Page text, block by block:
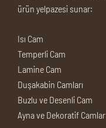
ürün yelpazesi sunar:
Isı Cam
Temperli Cam
Lamine Cam
Duşakabin Camları
Buzlu ve Desenli Cam
Ayna ve Dekoratif Camlar